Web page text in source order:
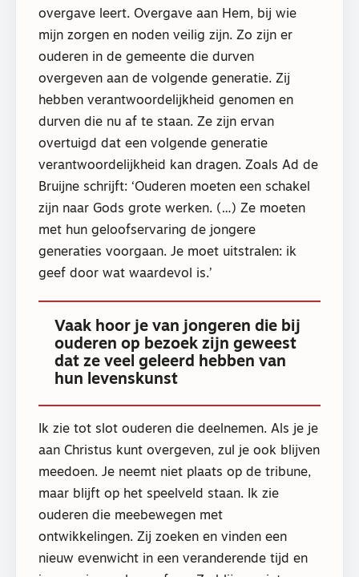
overgave leert. Overgave aan Hem, bij wie
mijn zorgen en noden veilig zijn. Zo zijn er
ouderen in de gemeente die durven
overgeven aan de volgende generatie. Zij
hebben verantwoordelijkheid genomen en
durven die nu af te staan. Ze zijn ervan
overtuigd dat een volgende generatie
verantwoordelijkheid kan dragen. Zoals Ad de
Bruijne schrijft: ‘Ouderen moeten een schakel
zijn naar Gods grote werken. (…) Ze moeten
met hun geloofservaring de jongere
generaties voorgaan. Je moet uitstralen: ik
geef door wat waardevol is.’
Vaak hoor je van jongeren die bij
ouderen op bezoek zijn geweest
dat ze veel geleerd hebben van
hun levenskunst
Ik zie tot slot ouderen die deelnemen. Als je je
aan Christus kunt overgeven, zul je ook blijven
meedoen. Je neemt niet plaats op de tribune,
maar blijft op het speelveld staan. Ik zie
ouderen die meebewegen met
ontwikkelingen. Zij zoeken en vinden een
nieuw evenwicht in een veranderende tijd en